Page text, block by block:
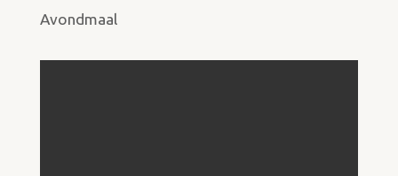
Avondmaal